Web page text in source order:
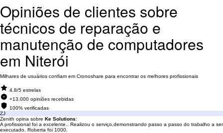
Opiniões de clientes sobre
técnicos de reparação e
manutenção de computadores
em Niterói
Milhares de usuários confiam em Cronoshare para encontrar os melhores profissionais
4.8/5 estrelas
+13.000 opiniões recebidas
100% verificadas
ZJ
Zenith opina sobre Ke Solutions:
A profissional foi a excelente.. Realizou o serviço,demonstrando passo a passo do trabalho a ser
executado. Roberta foi 1000.